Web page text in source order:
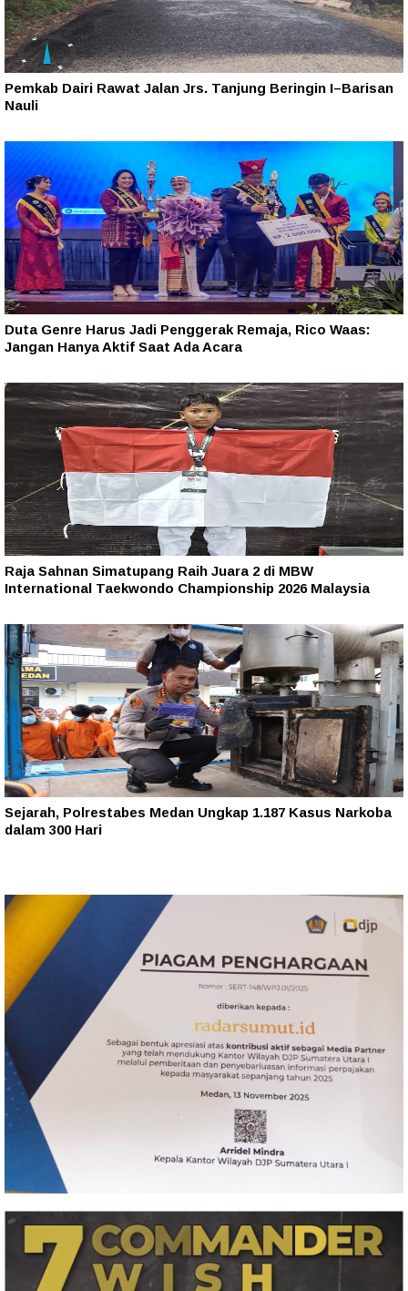
Pemkab Dairi Rawat Jalan Jrs. Tanjung Beringin I–Barisan
Nauli
Duta Genre Harus Jadi Penggerak Remaja, Rico Waas:
Jangan Hanya Aktif Saat Ada Acara
Raja Sahnan Simatupang Raih Juara 2 di MBW
International Taekwondo Championship 2026 Malaysia
Sejarah, Polrestabes Medan Ungkap 1.187 Kasus Narkoba
dalam 300 Hari